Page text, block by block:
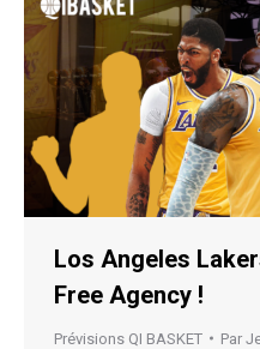
Los Angeles
Free Agency !
Prévisions QI BASKET Par